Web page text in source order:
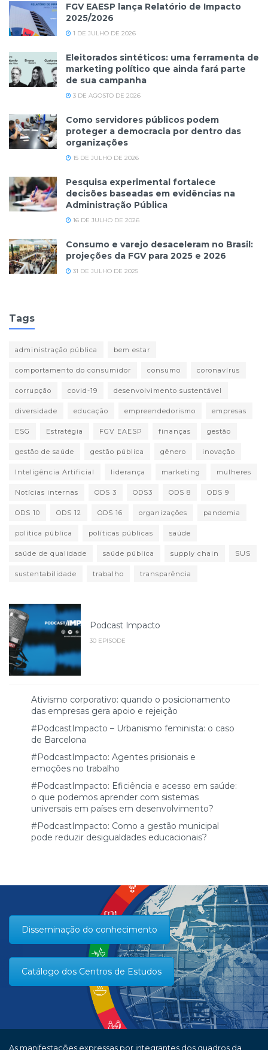
FGV EAESP lança Relatório de Impacto
2025/2026
1 DE JULHO DE 2026
Eleitorados sintéticos: uma ferramenta de
marketing político que ainda fará parte
de sua campanha
3 DE AGOSTO DE 2026
Como servidores públicos podem
proteger a democracia por dentro das
organizações
15 DE JULHO DE 2026
Pesquisa experimental fortalece
decisões baseadas em evidências na
Administração Pública
16 DE JULHO DE 2026
Consumo e varejo desaceleram no Brasil:
projeções da FGV para 2025 e 2026
31 DE JULHO DE 2025
Tags
administração pública bem estar
comportamento do consumidor consumo coronavírus
corrupção covid-19 desenvolvimento sustentável
diversidade educação empreendedorismo empresas
ESG Estratégia FGV EAESP finanças gestão
gestão de saúde gestão pública gênero inovação
Inteligência Artificial liderança marketing mulheres
Notícias internas ODS 3 ODS3 ODS 8 ODS 9
ODS 10 ODS 12 ODS 16 organizações pandemia
política pública políticas públicas saúde
saúde de qualidade saúde pública supply chain SUS
sustentabilidade trabalho transparência
Podcast Impacto
30 EPISODE
Ativismo corporativo: quando o posicionamento
das empresas gera apoio e rejeição
#PodcastImpacto – Urbanismo feminista: o caso
de Barcelona
#PodcastImpacto: Agentes prisionais e
emoções no trabalho
#PodcastImpacto: Eficiência e acesso em saúde:
o que podemos aprender com sistemas
universais em países em desenvolvimento?
#PodcastImpacto: Como a gestão municipal
pode reduzir desigualdades educacionais?
Disseminação do conhecimento
Catálogo dos Centros de Estudos
As manifestações expressas por integrantes dos quadros da